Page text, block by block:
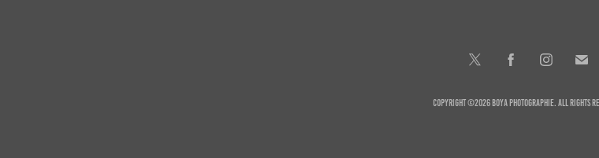
Copyright ©2026 BOYA Photographie. All Rights